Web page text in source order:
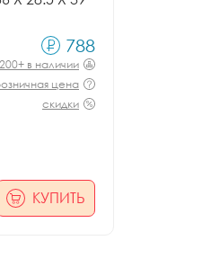
788
200+ в наличии
цена
скидки
КУПИТЬ